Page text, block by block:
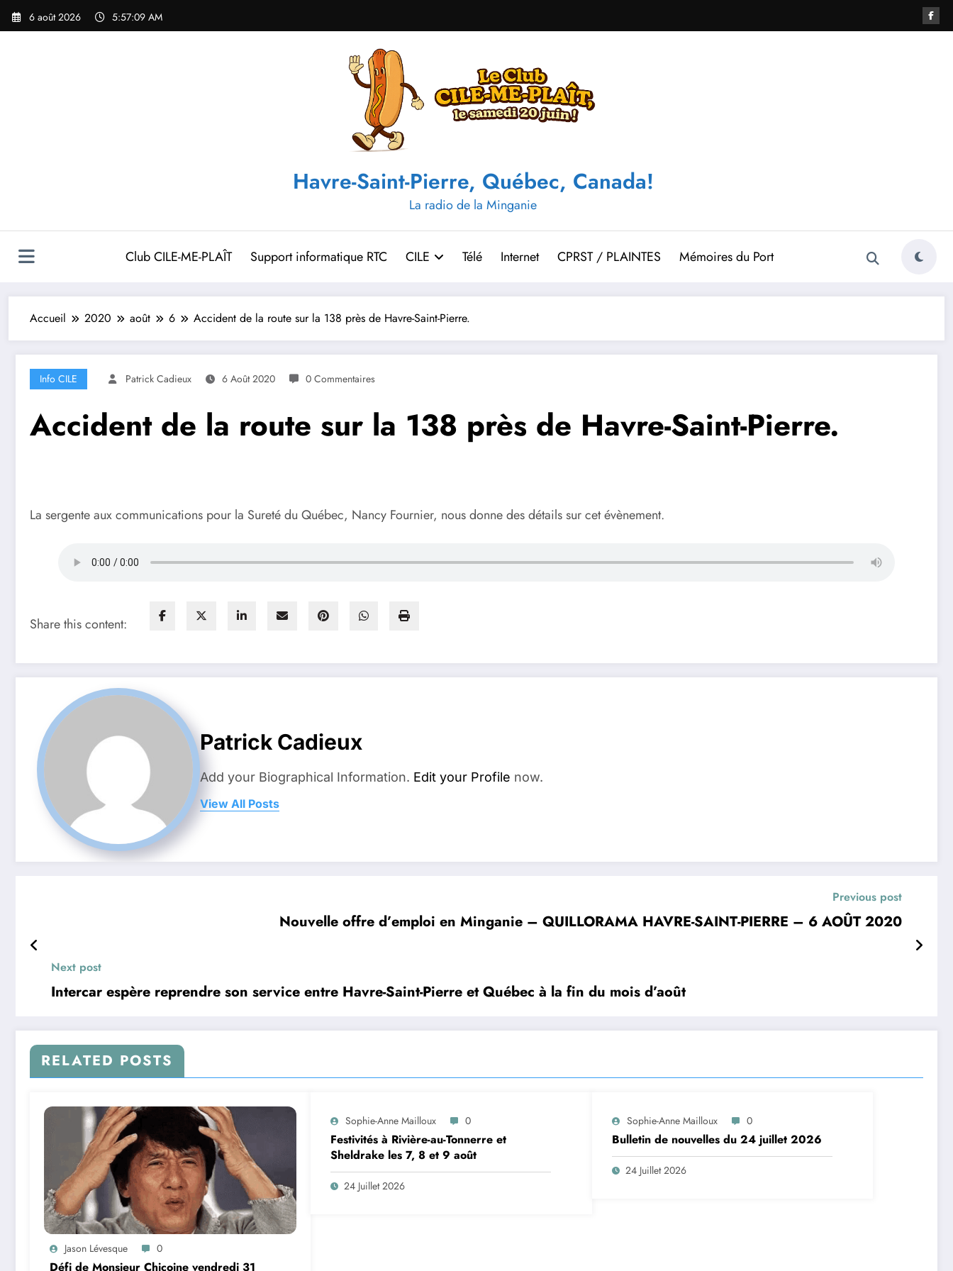
Aller
6 août 2026 5:57:09 AM
Havre-Saint-Pierre, Québec, Canada!
La radio de la Minganie
Club CILE-ME-PLAÎT Support informatique RTC CILE Télé Internet CPRST / PLAINTES Mémoires du Port
Accueil 2020 août 6 Accident de la route sur la 138 près de Havre-Saint-Pierre.
Info CILE Patrick Cadieux 6 Août 2020 0 Commentaires
Accident de la route sur la 138 près de Havre-Saint-Pierre.
La sergente aux communications pour la Sureté du Québec, Nancy Fournier, nous donne des détails sur cet évènement.
Share this content:
Patrick Cadieux
Add your Biographical Information. Edit your Profile now.
View All Posts
Previous post
Nouvelle offre d’emploi en Minganie – QUILLORAMA HAVRE-SAINT-PIERRE – 6 AOÛT 2020
Next post
Intercar espère reprendre son service entre Havre-Saint-Pierre et Québec à la fin du mois d’août
RELATED POSTS
Jason Lévesque 0
Défi de Monsieur Chicoine vendredi 31
Sophie-Anne Mailloux 0
Festivités à Rivière-au-Tonnerre et
Sheldrake les 7, 8 et 9 août
24 Juillet 2026
Sophie-Anne Mailloux 0
Bulletin de nouvelles du 24 juillet 2026
24 Juillet 2026